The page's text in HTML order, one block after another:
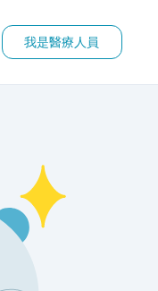
我是醫療人員